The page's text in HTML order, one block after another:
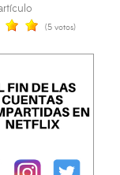
(5 votos)